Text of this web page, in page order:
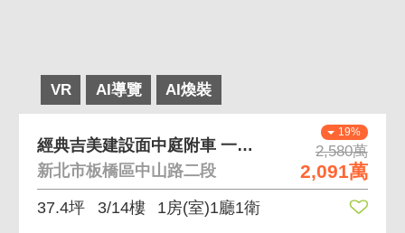
VR AI導覽 AI煥裝
19%
2,580萬
2,091萬
經典吉美建設面中庭附車 一層五戶-24小時管理
新北市板橋區中山路二段
37.4坪 3/14樓 1房(室)1廳1衛